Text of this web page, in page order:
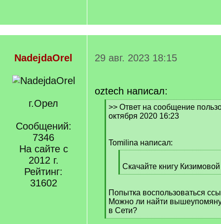
NadejdaOrel
г.Орел
Сообщений:
7346
На сайте с
2012 г.
Рейтинг:
31602
29 авг. 2023 18:15
oztech написал:
[
q
>> Ответ на сообщение
октября 2020 16:23
Tomilina написал:
q
]
Скачайте книгу
[
q
]
Попытка воспользоваться
Можно ли найти
в Сети?
[